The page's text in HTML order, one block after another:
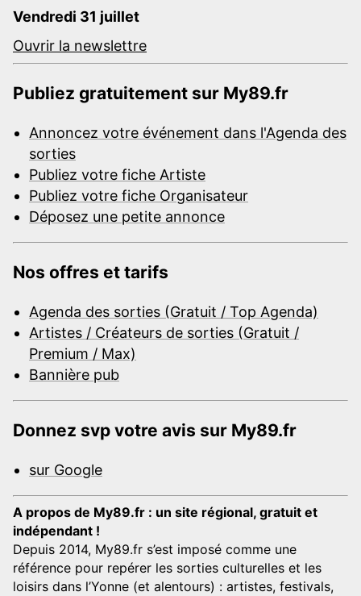
Vendredi 31 juillet
Ouvrir la newslettre
Publiez gratuitement sur My89.fr
Annoncez votre événement dans l'Agenda des
sorties
Publiez votre fiche Artiste
Publiez votre fiche Organisateur
Déposez une petite annonce
Nos offres et tarifs
Agenda des sorties (Gratuit / Top Agenda)
Artistes / Créateurs de sorties (Gratuit /
Premium / Max)
Bannière pub
Donnez svp votre avis sur My89.fr
sur Google
A propos de My89.fr : un site régional, gratuit et
indépendant !
Depuis 2014, My89.fr s’est imposé comme une
référence pour repérer les sorties culturelles et les
loisirs dans l’Yonne (et alentours) : artistes, festivals,